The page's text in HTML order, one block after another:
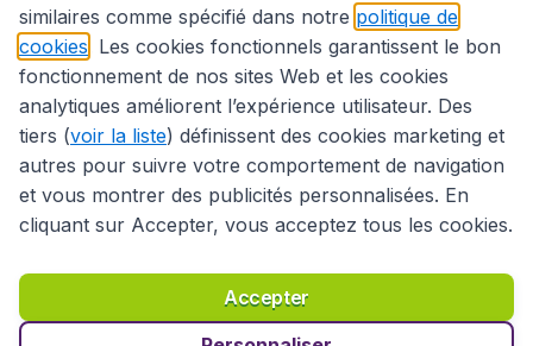
Déclaration d’accessibilité
Conditions générales
Déclaration de confidentialité
Droits d’auteur © 2026
similaires comme spécifié dans notre politique de
cookies . Les cookies fonctionnels garantissent le bon
fonctionnement de nos sites Web et les cookies
analytiques améliorent l’expérience utilisateur. Des
tiers (voir la liste) définissent des cookies marketing et
autres pour suivre votre comportement de navigation
et vous montrer des publicités personnalisées. En
cliquant sur Accepter, vous acceptez tous les cookies.
Accepter